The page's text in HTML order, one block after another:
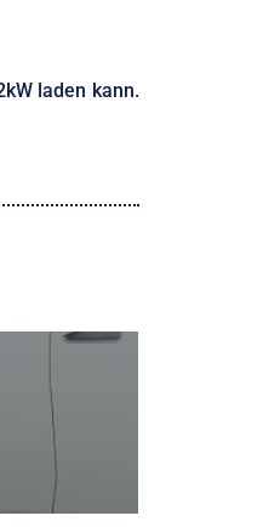
laden kann.